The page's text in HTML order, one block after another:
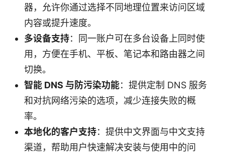
器，允许你通过选择不同地理位置来访问区域
内容或提升速度。
多设备支持：同一账户可在多台设备上同时使
用，方便在手机、平板、笔记本和路由器之间
切换。
智能 DNS 与防污染功能：提供定制 DNS 服务
和对抗网络污染的选项，减少连接失败的概
率。
本地化的客户支持：提供中文界面与中文支持
渠道，帮助用户快速解决安装与使用中的问